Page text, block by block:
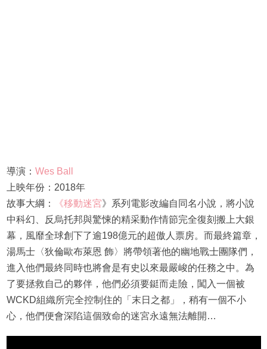
導演： Wes Ball
上映年份：2018年
故事大綱：
《移動迷宮》系列電影改編自同名小說，將小說
中科幻、反烏托邦與驚悚的精采動作情節完全復刻搬上大銀
幕，風靡全球創下了逾198億元的超傲人票房。而最終篇章，
湯馬士〈狄倫歐布萊恩 飾〉將帶領著他的幽地戰士團隊們，
進入他們最終同時也將會是有史以來最嚴峻的任務之中。為
了要拯救自己的夥伴，他們必須要鋌而走險，闖入一個被
WCKD組織所完全控制住的「末日之都」，稍有一個不小
心，他們便會深陷這個致命的迷宮永遠無法離開…